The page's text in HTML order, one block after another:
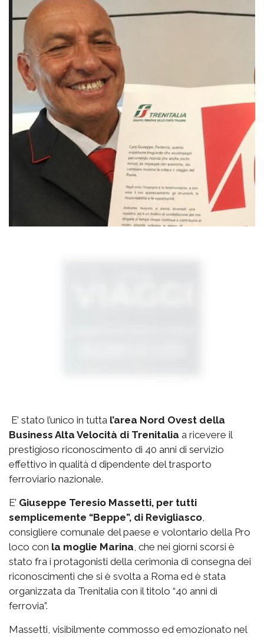
E’ stato l’unico in tutta l’area Nord Ovest della
Business Alta Velocità di Trenitalia a ricevere il
prestigioso riconoscimento di 40 anni di servizio
effettivo in qualità d dipendente del trasporto
ferroviario nazionale.
E’ Giuseppe Teresio Massetti, per tutti
semplicemente “Beppe”, di Revigliasco
consigliere comunale del paese e volontario della Pro
loco con la moglie Marina , che nei giorni scorsi è
stato fra i protagonisti della cerimonia di consegna dei
riconoscimenti che si è svolta a Roma ed è stata
organizzata da Trenitalia con il titolo “40 anni di
ferrovia”.
Massetti, visibilmente commosso ed emozionato nel